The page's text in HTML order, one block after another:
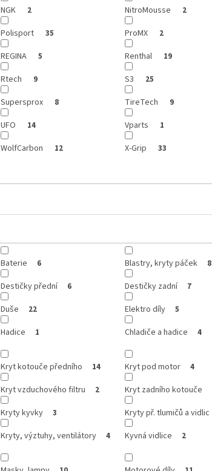
NGK 2 NitroMousse 2
Polisport 35 ProMX 2
REGINA 5 Renthal 19
Rtech 9 S3 25
Supersprox 8 TireTech 9
UFO 14 Vparts 1
WolfCarbon 12 X-Grip 33
Baterie 6 Blastry, kryty páček 8
Destičky přední 6 Destičky zadní 7
Duše 22 Elektro díly 5
Hadice 1 Chladiče a hadice 4
Kryt kotouče předního 14 Kryt pod motor 4
Kryt vzduchového filtru 2 Kryt zadního kotouče
Kryty kyvky 3 Kryty př. tlumičů a vidlic
Kryty, výztuhy, ventilátory 4 Kyvná vidlice 2